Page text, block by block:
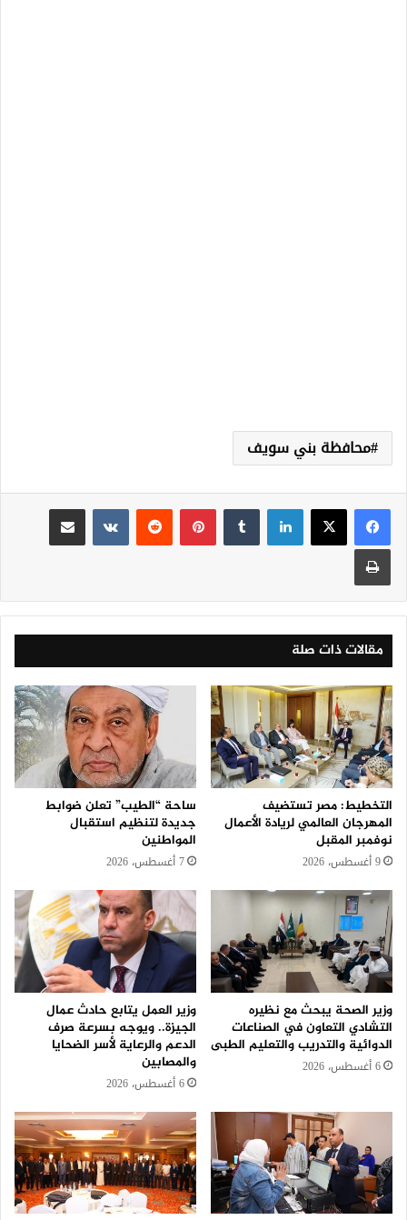
محافظة بني سويف
لينكدإن بينتيريست
مقالات ذات صلة
التخطيط: مصر تستضيف
المهرجان العالمي لريادة الأعمال
نوفمبر المقبل
9 أغسطس، 2026
ساحة “الطيب” تعلن ضوابط
جديدة لتنظيم استقبال
المواطنين
7 أغسطس، 2026
وزير الصحة يبحث مع نظيره
التشادي التعاون في الصناعات
الدوائية والتدريب والتعليم الطبى
6 أغسطس، 2026
وزير العمل يتابع حادث عمال
الجيزة.. ويوجه بسرعة صرف
الدعم والرعاية لأسر الضحايا
والمصابين
6 أغسطس، 2026